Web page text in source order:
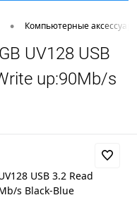
• Компьютерные
UV128 USB
up:90Mb/s